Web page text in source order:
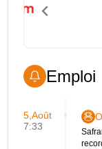
Emploi
5,Août
7:33